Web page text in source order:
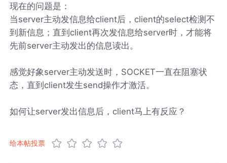
现在的问题是：
当server主动发信息给client后，client的select检测不
到新信息；直到client再次发信息给server时，才能将
先前server主动发出的信息读出。
感觉好象server主动发送时，SOCKET一直在阻塞状
态，直到client发生send操作才激活。
如何让server发出信息后，client马上有反应？
给本帖投票